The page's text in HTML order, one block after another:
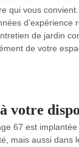
qui vous
d’expérience
de jardin
de votre
votre
67 est
mais aussi dans